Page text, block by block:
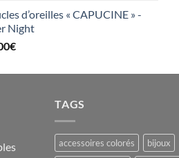
d’oreilles « CAPUCINE » -
Night
€
TAGS
accessoires colorés
bijoux